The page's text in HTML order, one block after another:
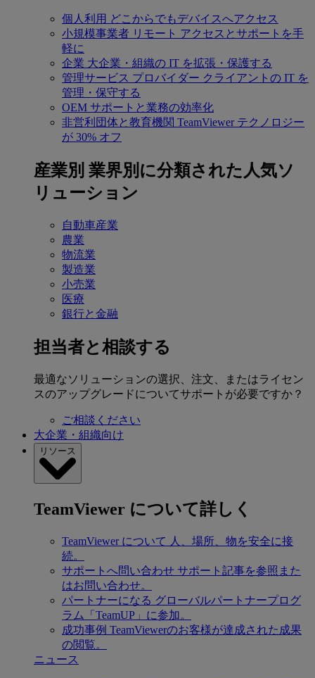
個人利用 どこからでもデバイスへアクセス
小規模事業者 リモート アクセスとサポートを手
軽に
企業 大企業・組織の IT を拡張・保護する
管理サービス プロバイダー クライアントの IT を
管理・保守する
OEM サポートと業務の効率化
非営利団体と教育機関 TeamViewer テクノロジー
が 30% オフ
産業別 業界別に分類された人気ソ
リューション
自動車産業
農業
物流業
製造業
小売業
医療
銀行と金融
担当者と相談する
最適なソリューションの選択、注文、またはライセン
スのアップグレードについてサポートが必要ですか？
ご相談ください
大企業・組織向け
リソース
TeamViewer について詳しく
TeamViewer について 人、場所、物を安全に接
続。
サポートへ問い合わせ サポート記事を参照また
はお問い合わせ。
パートナーになる グローバルパートナープログ
ラム「TeamUP」に参加。
成功事例 TeamViewerのお客様が達成された成果
の閲覧。
ニュース